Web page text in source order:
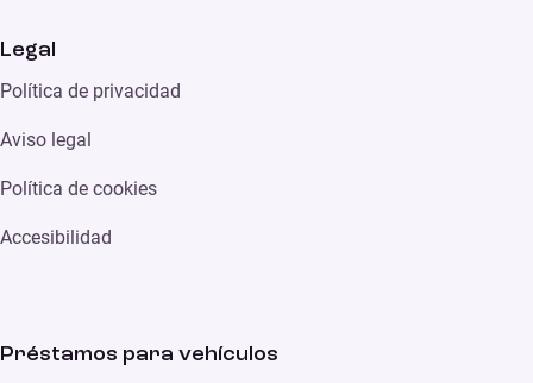
Legal
Política de privacidad
Aviso legal
Política de cookies
Accesibilidad
Préstamos para vehículos